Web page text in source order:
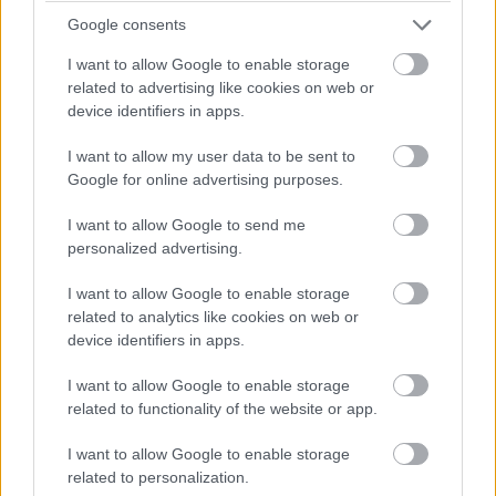
Google consents
I want to allow Google to enable storage
related to advertising like cookies on web or
device identifiers in apps.
I want to allow my user data to be sent to
Google for online advertising purposes.
I want to allow Google to send me
personalized advertising.
I want to allow Google to enable storage
related to analytics like cookies on web or
device identifiers in apps.
I want to allow Google to enable storage
related to functionality of the website or app.
I want to allow Google to enable storage
related to personalization.
Perez és Leclerc cserél, közben Verstappen méltatlankodik a
csapatrádióban, de GP helyretette.
Hamilton a cseréje után kulcsfontosságú manővert hajtott
Hopp, Tsunoda visszaelőzte Albont, Alonso pedig a kiállása
után Hülkenberget kergeti – aki még nem járt a bokszban,
ahogy az első nyolcasból senki.
Perez előnye minimálisan csökken, de a felzárkózás tempója
semmiképp se nevezhető óriásinak.